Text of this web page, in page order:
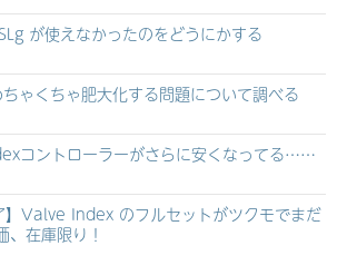
が使えなかったのをどうにかする
ゃくちゃ肥大化する問題について調べる
コントローラーがさらに安くなってる……
】Valve Index のフルセットがツクモでまだ
在庫限り！